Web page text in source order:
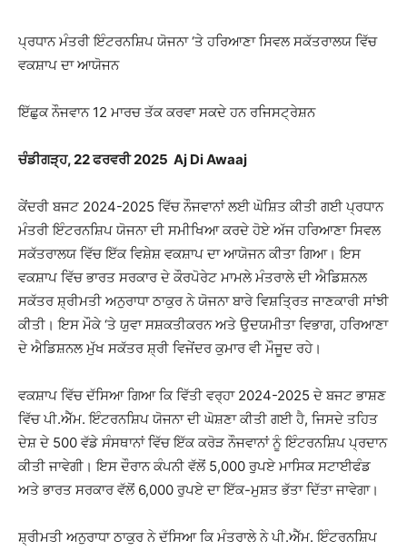
ਪ੍ਰਧਾਨ ਮੰਤਰੀ ਇੰਟਰਨਸ਼ਿਪ ਯੋਜਨਾ ‘ਤੇ ਹਰਿਆਣਾ ਸਿਵਲ ਸਕੱਤਰਾਲਯ ਵਿੱਚ
ਵਕਸ਼ਾਪ ਦਾ ਆਯੋਜਨ
ਇੱਛੁਕ ਨੌਜਵਾਨ 12 ਮਾਰਚ ਤੱਕ ਕਰਵਾ ਸਕਦੇ ਹਨ ਰਜਿਸਟ੍ਰੇਸ਼ਨ
ਚੰਡੀਗੜ੍ਹ, 22 ਫਰਵਰੀ 2025 Aj Di Awaaj
ਕੇਂਦਰੀ ਬਜਟ 2024-2025 ਵਿੱਚ ਨੌਜਵਾਨਾਂ ਲਈ ਘੋਸ਼ਿਤ ਕੀਤੀ ਗਈ ਪ੍ਰਧਾਨ
ਮੰਤਰੀ ਇੰਟਰਨਸ਼ਿਪ ਯੋਜਨਾ ਦੀ ਸਮੀਖਿਆ ਕਰਦੇ ਹੋਏ ਅੱਜ ਹਰਿਆਣਾ ਸਿਵਲ
ਸਕੱਤਰਾਲਯ ਵਿੱਚ ਇੱਕ ਵਿਸ਼ੇਸ਼ ਵਕਸ਼ਾਪ ਦਾ ਆਯੋਜਨ ਕੀਤਾ ਗਿਆ। ਇਸ
ਵਕਸ਼ਾਪ ਵਿੱਚ ਭਾਰਤ ਸਰਕਾਰ ਦੇ ਕੌਰਪੋਰੇਟ ਮਾਮਲੇ ਮੰਤਰਾਲੇ ਦੀ ਐਡਿਸ਼ਨਲ
ਸਕੱਤਰ ਸ਼੍ਰੀਮਤੀ ਅਨੁਰਾਧਾ ਠਾਕੁਰ ਨੇ ਯੋਜਨਾ ਬਾਰੇ ਵਿਸ਼ਤ੍ਰਿਤ ਜਾਣਕਾਰੀ ਸਾਂਝੀ
ਕੀਤੀ। ਇਸ ਮੌਕੇ ‘ਤੇ ਯੁਵਾ ਸਸ਼ਕਤੀਕਰਨ ਅਤੇ ਉਦਯਮੀਤਾ ਵਿਭਾਗ, ਹਰਿਆਣਾ
ਦੇ ਐਡਿਸ਼ਨਲ ਮੁੱਖ ਸਕੱਤਰ ਸ਼੍ਰੀ ਵਿਜੇਂਦਰ ਕੁਮਾਰ ਵੀ ਮੌਜੂਦ ਰਹੇ।
ਵਕਸ਼ਾਪ ਵਿੱਚ ਦੱਸਿਆ ਗਿਆ ਕਿ ਵਿੱਤੀ ਵਰ੍ਹਾ 2024-2025 ਦੇ ਬਜਟ ਭਾਸ਼ਣ
ਵਿੱਚ ਪੀ.ਐੱਮ. ਇੰਟਰਨਸ਼ਿਪ ਯੋਜਨਾ ਦੀ ਘੋਸ਼ਣਾ ਕੀਤੀ ਗਈ ਹੈ, ਜਿਸਦੇ ਤਹਿਤ
ਦੇਸ਼ ਦੇ 500 ਵੱਡੇ ਸੰਸਥਾਨਾਂ ਵਿੱਚ ਇੱਕ ਕਰੋੜ ਨੌਜਵਾਨਾਂ ਨੂੰ ਇੰਟਰਨਸ਼ਿਪ ਪ੍ਰਦਾਨ
ਕੀਤੀ ਜਾਵੇਗੀ। ਇਸ ਦੌਰਾਨ ਕੰਪਨੀ ਵੱਲੋਂ 5,000 ਰੁਪਏ ਮਾਸਿਕ ਸਟਾਈਫੰਡ
ਅਤੇ ਭਾਰਤ ਸਰਕਾਰ ਵੱਲੋਂ 6,000 ਰੁਪਏ ਦਾ ਇੱਕ-ਮੁਸ਼ਤ ਭੱਤਾ ਦਿੱਤਾ ਜਾਵੇਗਾ।
ਸ਼੍ਰੀਮਤੀ ਅਨੁਰਾਧਾ ਠਾਕੁਰ ਨੇ ਦੱਸਿਆ ਕਿ ਮੰਤਰਾਲੇ ਨੇ ਪੀ.ਐੱਮ. ਇੰਟਰਨਸ਼ਿਪ